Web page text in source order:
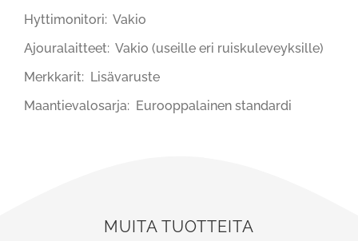
Hyttimonitori: Vakio
Ajouralaitteet: Vakio (useille eri ruiskuleveyksille)
Merkkarit: Lisävaruste
Maantievalosarja: Eurooppalainen standardi
MUITA TUOTTEITA